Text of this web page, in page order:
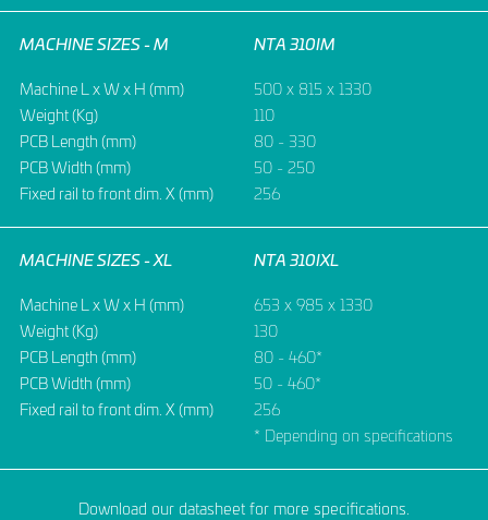
MACHINE SIZES - M NTA 310IM
Machine L x W x H (mm)
500 x 815 x 1330
Weight (Kg)
110
PCB Length (mm)
80 - 330
PCB Width (mm)
50 - 250
Fixed rail to front dim. X (mm)
256
MACHINE SIZES - XL NTA 310IXL
Machine L x W x H (mm)
653 x 985 x 1330
Weight (Kg)
130
PCB Length (mm)
80 - 460*
PCB Width (mm)
50 - 460*
Fixed rail to front dim. X (mm)
256
* Depending on specifications
Download our datasheet for more specifications.